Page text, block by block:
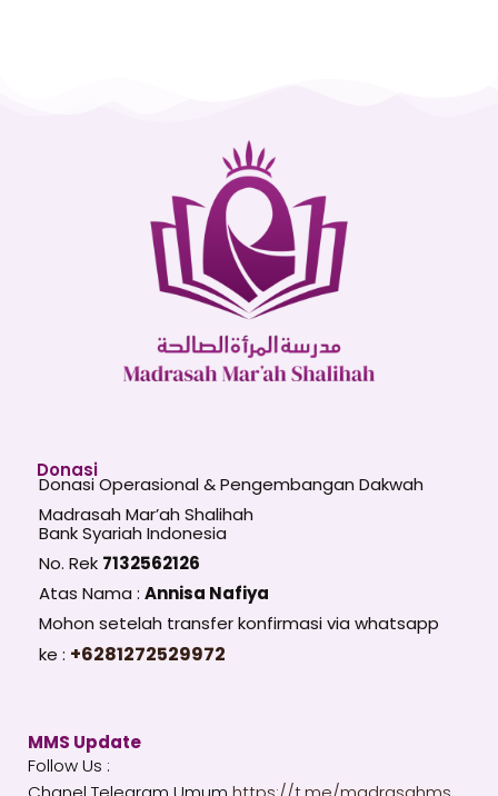
Donasi
Donasi Operasional & Pengembangan Dakwah
Madrasah Mar’ah Shalihah
Bank Syariah Indonesia
No. Rek 7132562126
Atas Nama : Annisa Nafiya
Mohon setelah transfer konfirmasi via whatsapp
ke : +6281272529972
MMS Update
Follow Us :